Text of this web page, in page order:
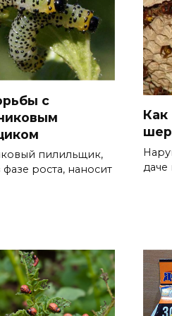
с
пилильщик,
фазе роста, наносит
Как
даче